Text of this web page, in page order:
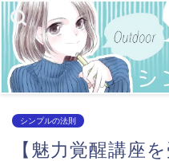
シンプルの法則
【魅力覚醒講座